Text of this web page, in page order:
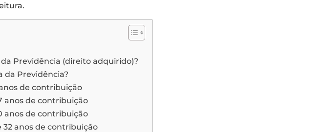
Previdência (direito adquirido)?
da Previdência?
de contribuição
anos de contribuição
anos de contribuição
32 anos de contribuição